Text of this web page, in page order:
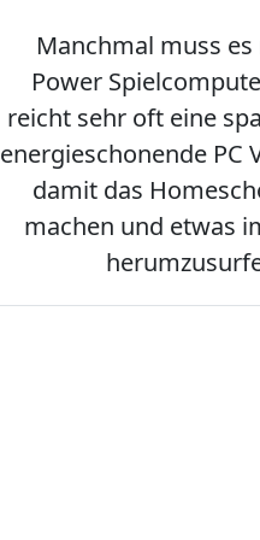
Manchmal muss
Power
reicht sehr oft eine
energieschonende PC
damit das
machen und etwas